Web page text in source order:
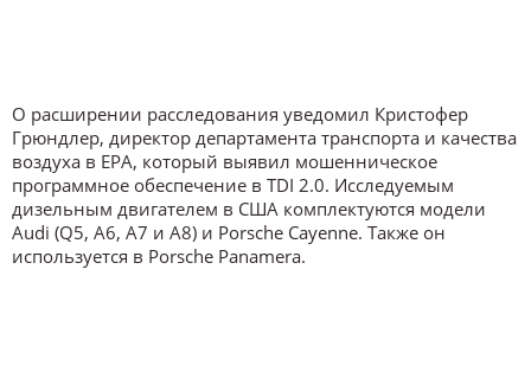
О расширении расследования уведомил Кристофер
Грюндлер, директор департамента транспорта и качества
воздуха в EPA, который выявил мошенническое
программное обеспечение в TDI 2.0. Исследуемым
дизельным двигателем в США комплектуются модели
Audi (Q5, A6, A7 и A8) и Porsche Cayenne. Также он
используется в Porsche Panamera.